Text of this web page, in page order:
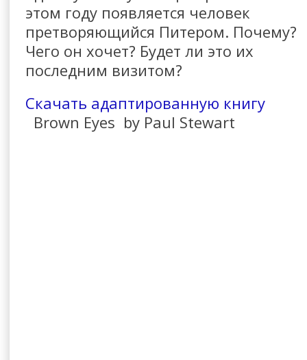
этом году появляется человек
претворяющийся Питером. Почему?
Чего он хочет? Будет ли это их
последним визитом?
Скачать адаптированную книгу
Brown Eyes by Paul Stewart